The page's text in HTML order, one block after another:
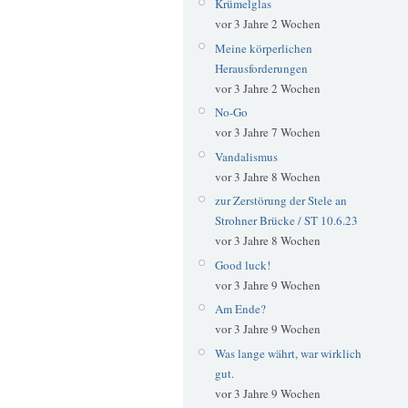
Krümelglas
vor 3 Jahre 2 Wochen
Meine körperlichen
Herausforderungen
vor 3 Jahre 2 Wochen
No-Go
vor 3 Jahre 7 Wochen
Vandalismus
vor 3 Jahre 8 Wochen
zur Zerstörung der Stele an
Strohner Brücke / ST 10.6.23
vor 3 Jahre 8 Wochen
Good luck!
vor 3 Jahre 9 Wochen
Am Ende?
vor 3 Jahre 9 Wochen
Was lange währt, war wirklich
gut.
vor 3 Jahre 9 Wochen